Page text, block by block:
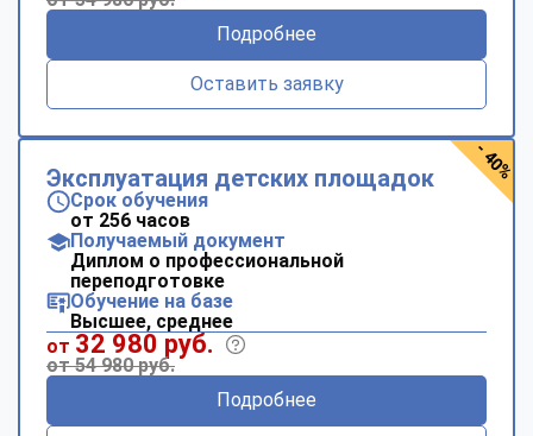
Подробнее
Оставить заявку
Эксплуатация детских площадок
Срок обучения
от 256 часов
Получаемый документ
Диплом о профессиональной
переподготовке
Обучение на базе
Высшее, среднее
от 32 980 руб.
от 54 980 руб.
Подробнее
- 40%